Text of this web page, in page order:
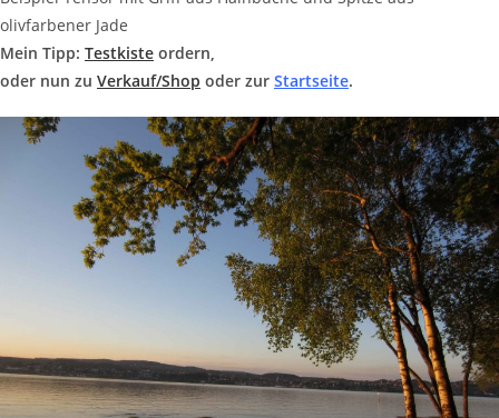
olivfarbener Jade
Mein Tipp: Testkiste ordern,
oder nun zu Verkauf/Shop oder zur Startseite.